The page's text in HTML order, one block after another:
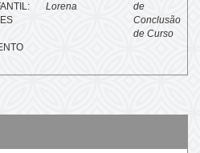
Lorena
de
Conclusão
de Curso